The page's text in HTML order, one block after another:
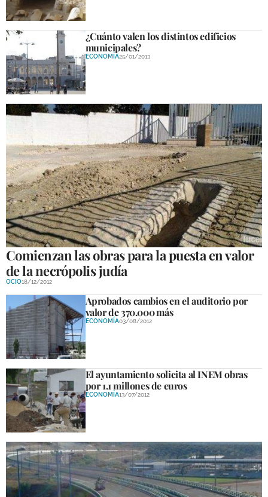
¿Cuánto valen los distintos edificios
municipales?
ECONOMÍA25/01/2013
Comienzan las obras para la puesta en valor
de la necrópolis judía
OCIO18/12/2012
Aprobados cambios en el auditorio por
valor de 370.000 más
ECONOMÍA03/08/2012
El ayuntamiento solicita al INEM obras
por 1.1 millones de euros
ECONOMÍA13/07/2012